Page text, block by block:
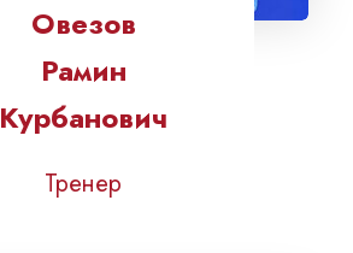
Овезов
Рамин
Курбанович
Тренер